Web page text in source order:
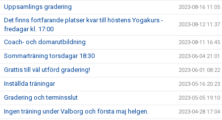
Uppsamlings gradering 2023-08-16 11:05
Det finns fortfarande platser kvar till höstens Yogakurs -
fredagar kl. 17:00
2023-08-12 11:37
Coach- och domarutbildning 2023-08-11 16:45
Sommarträning torsdagar 18:30 2023-06-04 21:01
Grattis till väl utförd gradering! 2023-06-01 08:22
Inställda träningar 2023-05-16 20:23
Gradering och terminsslut 2023-05-05 19:10
Ingen träning under Valborg och första maj helgen. 2023-04-28 17:04